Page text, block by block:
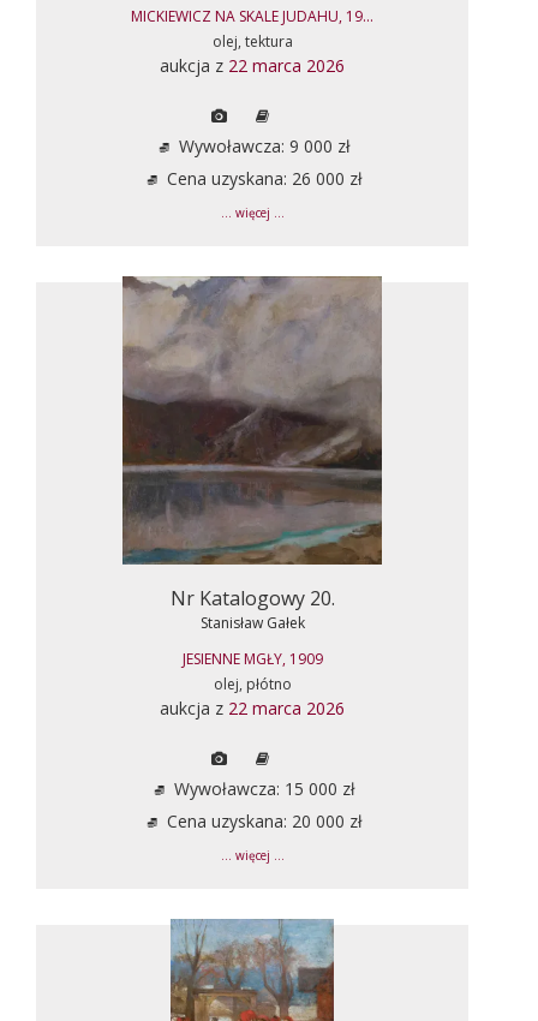
MICKIEWICZ NA SKALE JUDAHU, 19...
olej, tektura
aukcja z 22 marca 2026
Wywoławcza: 9 000 zł
Cena uzyskana: 26 000 zł
... więcej ...
Nr Katalogowy 20.
Stanisław Gałek
JESIENNE MGŁY, 1909
olej, płótno
aukcja z 22 marca 2026
Wywoławcza: 15 000 zł
Cena uzyskana: 20 000 zł
... więcej ...